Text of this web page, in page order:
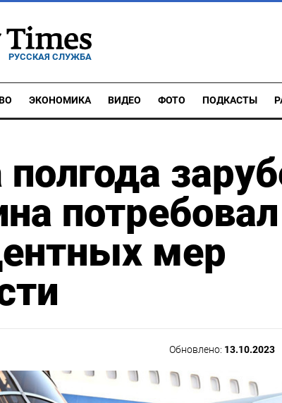
РУССКАЯ СЛУЖБА
ЭКОНОМИКА ВИДЕО ФОТО ПОДКАСТЫ
потребовал
мер
Обновлено: 13.10.2023